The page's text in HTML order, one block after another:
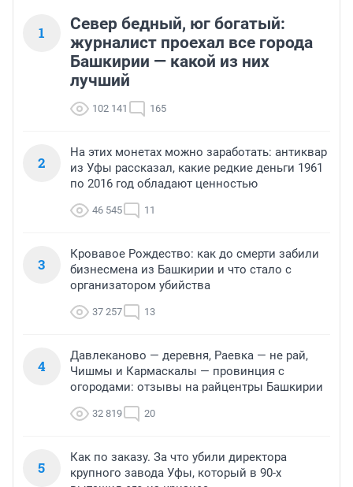
1
Север бедный, юг богатый:
журналист проехал все города
Башкирии — какой из них
лучший
102 141 165
2
На этих монетах можно заработать: антиквар
из Уфы рассказал, какие редкие деньги 1961
по 2016 год обладают ценностью
46 545 11
3
Кровавое Рождество: как до смерти забили
бизнесмена из Башкирии и что стало с
организатором убийства
37 257 13
4
Давлеканово — деревня, Раевка — не рай,
Чишмы и Кармаскалы — провинция с
огородами: отзывы на райцентры Башкирии
32 819 20
5
Как по заказу. За что убили директора
крупного завода Уфы, который в 90-х